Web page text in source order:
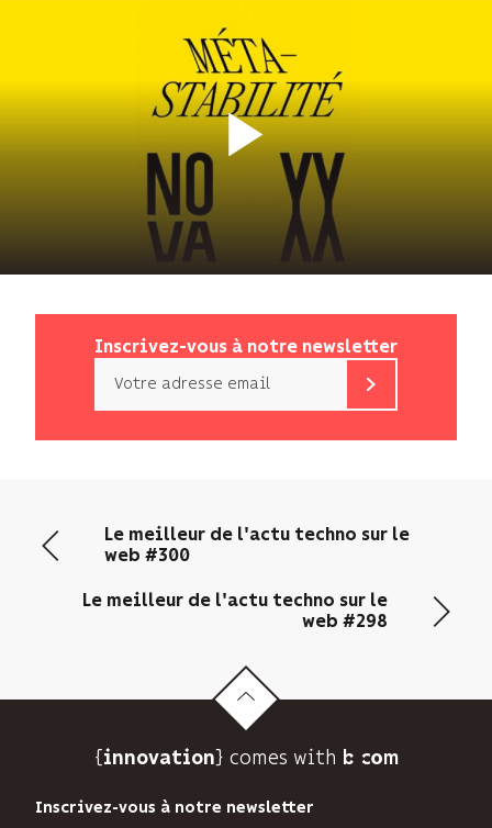
Inscrivez-vous à notre newsletter
n’utilise
que
pour
vous
audience.
pouvez
Le meilleur de l'actu techno sur le
web #300
Le meilleur de l'actu techno sur le
web #298
{innovation} comes with b>
Inscrivez-vous à notre newsletter